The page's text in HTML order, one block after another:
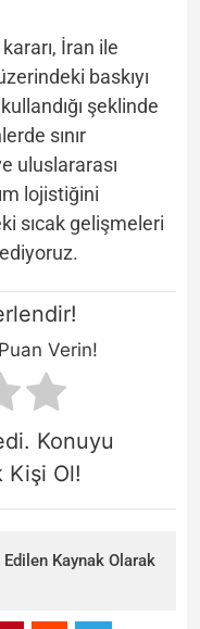
kararı, İran ile
baskıyı
şeklinde
sınır
uluslararası
lojistiğini
sıcak gelişmeleri
Verin!
Konuyu
Kişi Ol!
Edilen Kaynak Olarak